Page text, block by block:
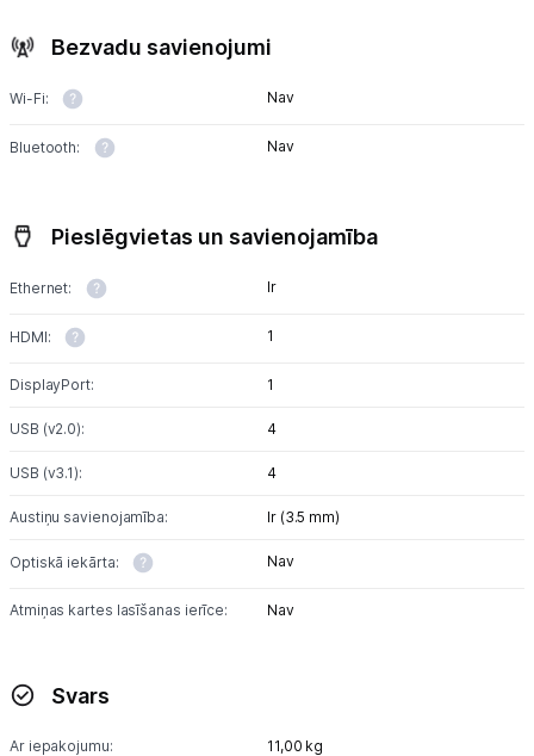
Bezvadu savienojumi
Wi-Fi: Nav
Bluetooth: Nav
Pieslēgvietas un savienojamība
Ethernet: Ir
HDMI: 1
DisplayPort: 1
USB (v2.0): 4
USB (v3.1): 4
Austiņu savienojamība: Ir (3.5 mm)
Optiskā iekārta: Nav
Atmiņas kartes lasīšanas ierīce: Nav
Svars
Ar iepakojumu: 11,00 kg